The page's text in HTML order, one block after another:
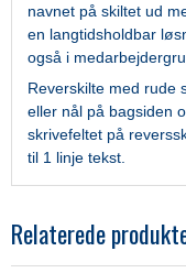
navnet på skiltet ud
en langtidsholdbar
også i
Reverskilte med rude
eller nål på bagsiden
skrivefeltet på
til 1 linje tekst.
Relaterede